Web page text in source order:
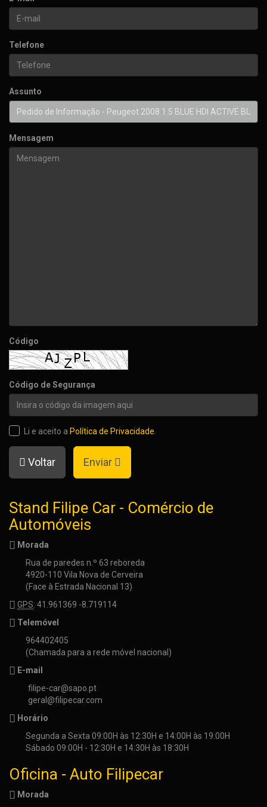
Telefone
Assunto
Mensagem
Código
Código de Segurança
Li e aceito a Política de Privacidade
Voltar Enviar
Stand Filipe Car - Comércio de
Automóveis
Morada
Rua de paredes n.º 63 reboreda
4920-110 Vila Nova de Cerveira
(Face à Estrada Nacional 13)
GPS: 41.961369 -8.719114
Telemóvel
964402405
(Chamada para a rede móvel nacional)
E-mail
filipe-car@sapo.pt
geral@filipecar.com
Horário
Segunda a Sexta 09:00H às 12:30H e 14:00H às 19:00H
Sábado 09:00H - 12:30H e 14:30H às 18:30H
Oficina - Auto Filipecar
Morada